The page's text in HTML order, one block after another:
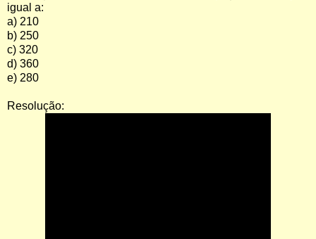
igual a:
a) 210
b) 250
c) 320
d) 360
e) 280
Resolução: